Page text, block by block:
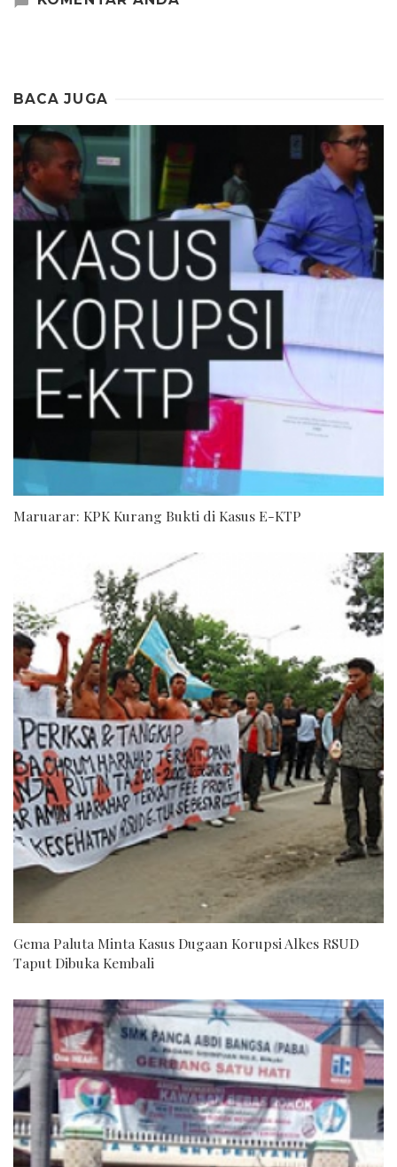
BACA JUGA
Maruarar: KPK Kurang Bukti di Kasus E-KTP
Gema Paluta Minta Kasus Dugaan Korupsi Alkes RSUD
Taput Dibuka Kembali